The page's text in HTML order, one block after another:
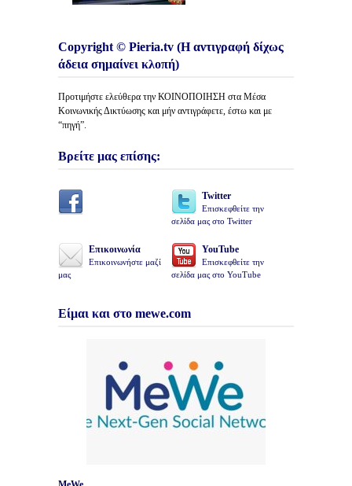
Copyright © Pieria.tv (Η αντιγραφή δίχως
άδεια σημαίνει κλοπή)
Προτιμήστε ελεύθερα την ΚΟΙΝΟΠΟΙΗΣΗ στα Μέσα
Κοινωνικής Δικτύωσης και μήν αντιγράφετε, έστω και με
“πηγή”.
Βρείτε μας επίσης:
Twitter
Επισκεφθείτε την
σελίδα μας στο Twitter
Επικοινωνία
Επικοινωνήστε μαζί
μας
YouTube
Επισκεφθείτε την
σελίδα μας στο YouTube
Είμαι και στο mewe.com